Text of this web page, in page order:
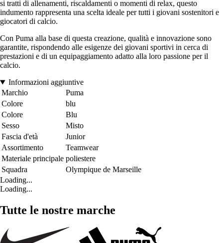
si tratti di allenamenti, riscaldamenti o momenti di relax, questo
indumento rappresenta una scelta ideale per tutti i giovani sostenitori e
giocatori di calcio.
Con Puma alla base di questa creazione, qualità e innovazione sono
garantite, rispondendo alle esigenze dei giovani sportivi in cerca di
prestazioni e di un equipaggiamento adatto alla loro passione per il
calcio.
Informazioni aggiuntive
Marchio
Puma
Colore
blu
Colore
Blu
Sesso
Misto
Fascia d'età
Junior
Assortimento
Teamwear
Materiale principale poliestere
Squadra
Olympique de Marseille
Loading...
Loading...
Tutte le nostre marche